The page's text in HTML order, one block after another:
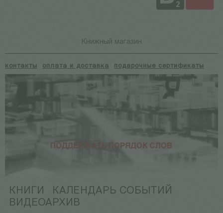
Книжный магазин
контакты оплата и доставка подарочные сертификаты
КНИГИ
КАЛЕНДАРЬ СОБЫТИЙ
ВИДЕОАРХИВ